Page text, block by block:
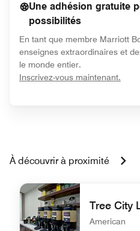
Une adhésion gratuite
possibilités
En tant que membre Marriott
enseignes extraordinaires et
le monde entier.
Inscrivez-vous maintenant.
À découvrir à proximité
Tree City
American